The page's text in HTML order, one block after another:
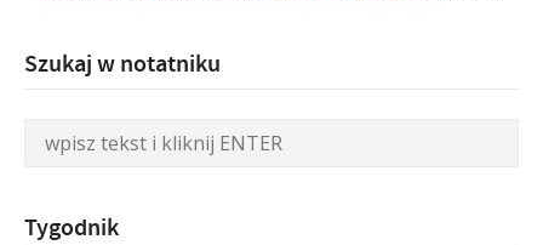
Szukaj w notatniku
Tygodnik